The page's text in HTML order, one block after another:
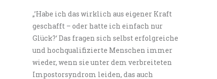
„’Habe ich das wirklich aus eigener Kraft
geschafft – oder hatte ich einfach nur
Glück?‘ Das fragen sich selbst erfolgreiche
und hochqualifizierte Menschen immer
wieder, wenn sie unter dem verbreiteten
Impostorsyndrom leiden, das auch